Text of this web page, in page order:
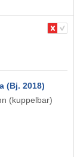
(Bj. 2018)
(kuppelbar)